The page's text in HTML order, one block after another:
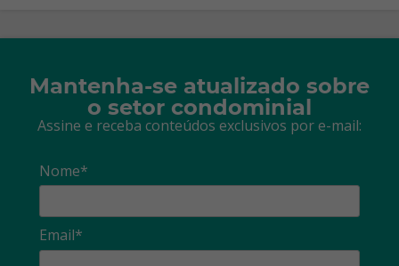
Mantenha-se atualizado sobre
o setor condominial
Assine e receba conteúdos exclusivos por e-mail:
Nome*
Email*